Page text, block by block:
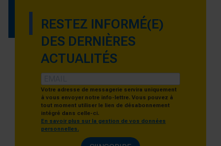
RESTEZ INFORMÉ(E)
DES DERNIÈRES
ACTUALITÉS
Votre adresse de messagerie servira uniquement
à vous envoyer notre info-lettre. Vous pouvez à
tout moment utiliser le lien de désabonnement
intégré dans celle-ci.
En savoir plus sur la gestion de vos données
personnelles.